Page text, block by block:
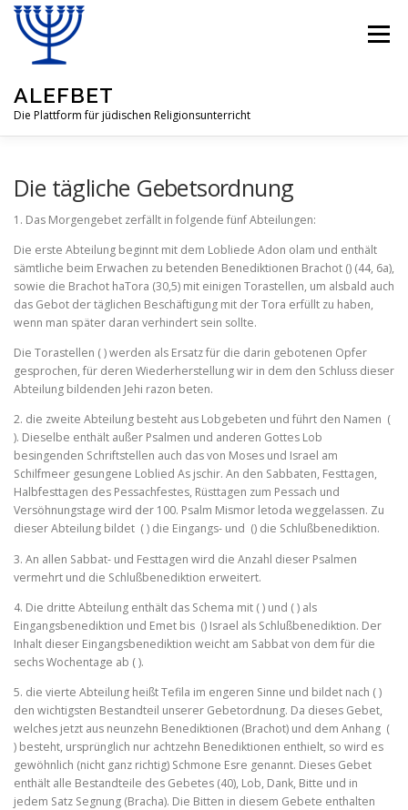
Zum
Inhalt
springen
ALEFBET
Die Plattform für jüdischen Religionsunterricht
Menü
GASTBEITRÄGE ÜBER UNSERE IDEE
Die tägliche Gebetsordnung
1. Das Morgengebet zerfällt in folgende fünf Abteilungen:
Die erste Abteilung beginnt mit dem Lobliede Adon olam und ent­hält
sämtliche beim Erwachen zu betenden Benediktionen Brachot () (44, 6a),
sowie die Brachot haTora (30,5) mit einigen Torastellen, um alsbald auch
das Gebot der täglichen Beschäfti­gung mit der Tora erfüllt zu haben,
wenn man später daran verhin­dert sein sollte.
Die Torastellen ( ) werden als Ersatz für die darin gebotenen Opfer
gesprochen, für deren Wiederherstellung wir in dem den Schluss dieser
Abteilung bildenden Jehi razon beten.
2. die zweite Abteilung besteht aus Lobgebeten und führt den Namen (
). Dieselbe enthält außer Psalmen und anderen Gottes Lob
besingenden Schriftstellen auch das von Moses und Israel am
Schilfmeer gesungene Loblied As jschir. An den Sabbaten, Festta­gen,
Halbfesttagen des Pessachfestes, Rüsttagen zum Pessach und
Versöhnungstage wird der 100. Psalm Mismor letoda weggelassen. Zu
dieser Abteilung bildet ( ) die Eingangs‑ und () die Schlußbe­nediktion.
3. An allen Sabbat‑ und Festtagen wird die Anzahl dieser Psalmen
vermehrt und die Schlußbenediktion erweitert.
4. Die dritte Abteilung enthält das Schema mit ( ) und ( ) als
Eingangsbenediktion und Emet bis () Israel als Schlußbenediktion. Der
Inhalt dieser Eingangsbenediktion weicht am Sabbat von dem für die
sechs Wochentage ab ( ).
5. die vierte Abteilung heißt Tefila im engeren Sinne und bildet nach ( )
den wichtigsten Bestandteil unserer Gebetordnung. Da dieses Gebet,
welches jetzt aus neunzehn Benediktionen (Brachot) und dem Anhang (
) besteht, ursprünglich nur achtzehn Benedik­tionen enthielt, so wird es
gewöhnlich (nicht ganz richtig) Schmone Esre genannt. Dieses Gebet
enthält alle Bestandteile des Gebetes (40), Lob, Dank, Bitte und in
jedem Satz Segnung (Bra­cha). Die Bitten in diesem Gebete enthalten